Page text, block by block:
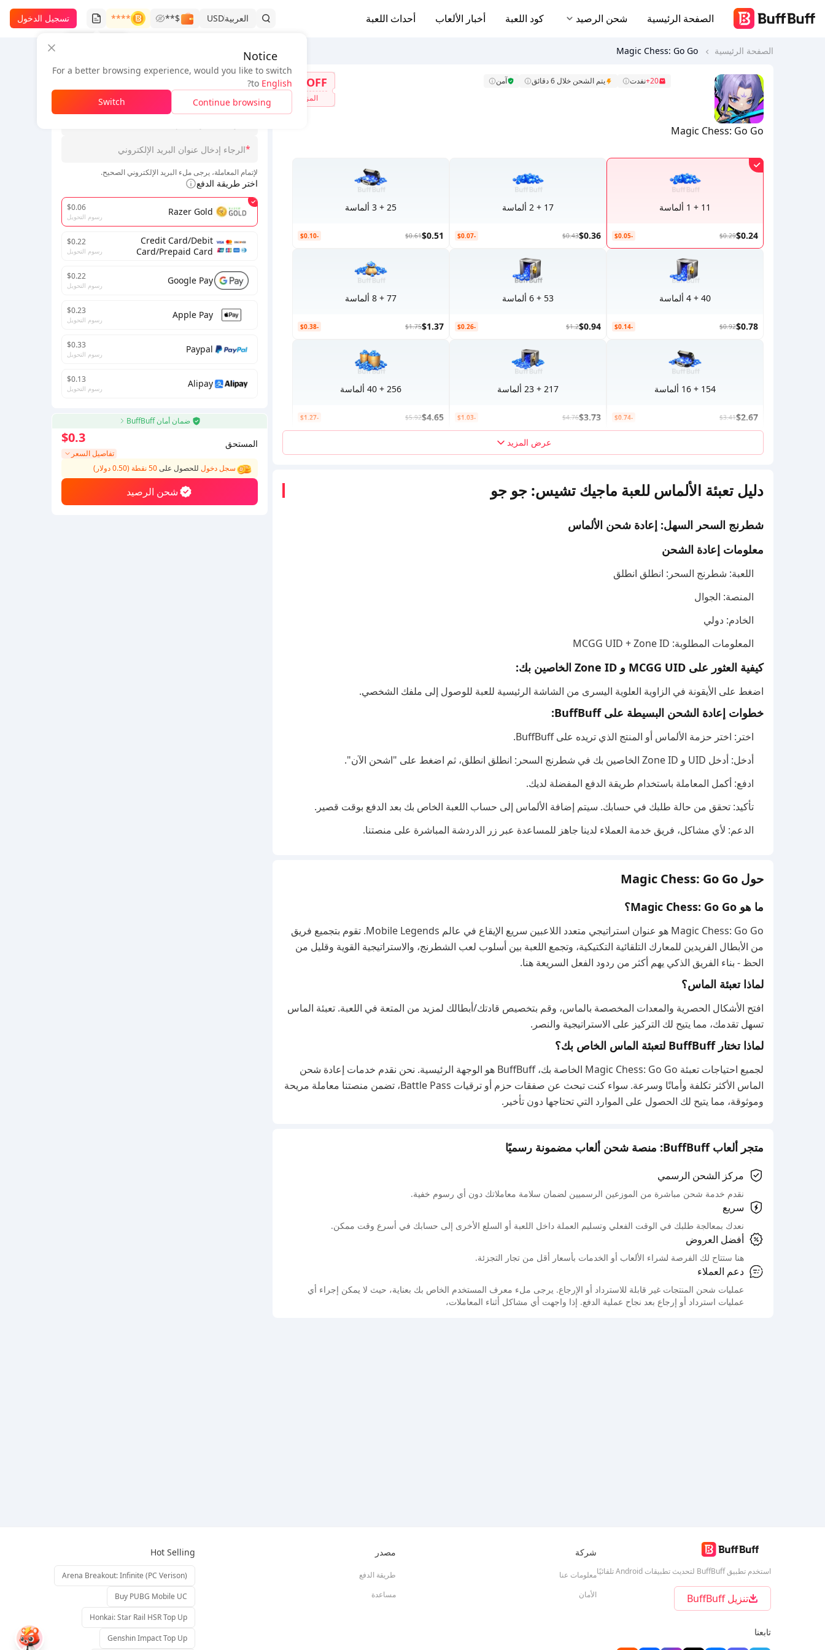
الصفحة الرئيسية شحن الرصيد كود اللعبة أخبار الألعاب أحداث اللعبة العربيةUSD
$**
****
تسجيل الدخول
الصفحة الرئيسية
معلومات الطلب
*
*
لإتمام المعاملة، يرجى ملء البريد الإلكتروني الصحيح.
اختر طريقة الدفع
Razer Gold
$0.06
رسوم التحويل
Credit Card/Debit
Card/Prepaid Card
$0.22
رسوم التحويل
Google Pay
$0.22
رسوم التحويل
Apple Pay
$0.23
رسوم التحويل
Paypal
$0.33
رسوم التحويل
Alipay
$0.13
رسوم التحويل
ضمان أمان BuffBuff
المستحق
تفاصيل السعر
$0.3
سجل دخول للحصول على50 نقطة (0.50 دولار)
شحن الرصيد
Magic Chess: Go Go
20+ نفدت يتم الشحن خلال 6 دقائق آمن 7%OFF
المزيد
11 + 1 ألماسة
$0.24
$0.29
-$0.05
17 + 2 ألماسة
$0.36
$0.43
-$0.07
25 + 3 ألماسة
$0.51
$0.61
-$0.10
40 + 4 ألماسة
$0.78
$0.92
-$0.14
53 + 6 ألماسة
$0.94
$1.2
-$0.26
77 + 8 ألماسة
$1.37
$1.75
-$0.38
154 + 16 ألماسة
$2.67
$3.41
-$0.74
217 + 23 ألماسة
$3.73
$4.76
-$1.03
256 + 40 ألماسة
$4.65
$5.92
-$1.27
عرض المزيد
دليل تعبئة الألماس للعبة ماجيك تشيس: جو جو
شطرنج السحر السهل: إعادة شحن الألماس
معلومات إعادة الشحن
اللعبة: شطرنج السحر: انطلق انطلق
المنصة: الجوال
الخادم: دولي
المعلومات المطلوبة: MCGG UID + Zone ID
كيفية العثور على MCGG UID و Zone ID الخاصين بك:
اضغط على الأيقونة في الزاوية العلوية اليسرى من الشاشة الرئيسية للعبة للوصول إلى ملفك الشخصي.
خطوات إعادة الشحن البسيطة على BuffBuff:
اختر: اختر حزمة الألماس أو المنتج الذي تريده على BuffBuff.
أدخل: أدخل UID و Zone ID الخاصين بك في شطرنج السحر: انطلق انطلق، ثم اضغط على "اشحن الآن".
ادفع: أكمل المعاملة باستخدام طريقة الدفع المفضلة لديك.
تأكيد: تحقق من حالة طلبك في حسابك. سيتم إضافة الألماس إلى حساب اللعبة الخاص بك بعد الدفع بوقت قصير.
الدعم: لأي مشاكل، فريق خدمة العملاء لدينا جاهز للمساعدة عبر زر الدردشة المباشرة على منصتنا.
حول Magic Chess: Go Go
ما هو Magic Chess: Go Go؟
Magic Chess: Go Go هو عنوان استراتيجي متعدد اللاعبين سريع الإيقاع في عالم Mobile Legends. تقوم بتجميع فريق
من الأبطال الفريدين للمعارك التلقائية التكتيكية، وتجمع اللعبة بين أسلوب لعب الشطرنج، والاستراتيجية القوية وقليل من
الحظ - بناء الفريق الذكي يهم أكثر من ردود الفعل السريعة هنا.
لماذا تعبئة الماس؟
افتح الأشكال الحصرية والمعدات المخصصة بالماس، وقم بتخصيص قادتك/أبطالك لمزيد من المتعة في اللعبة. تعبئة الماس
تسهل تقدمك، مما يتيح لك التركيز على الاستراتيجية والنصر.
لماذا تختار BuffBuff لتعبئة الماس الخاص بك؟
لجميع احتياجات تعبئة Magic Chess: Go Go الخاصة بك، BuffBuff هو الوجهة الرئيسية. نحن نقدم خدمات إعادة شحن
الماس الأكثر تكلفة وأمانًا وسرعة. سواء كنت تبحث عن صفقات حزم أو ترقيات Battle Pass، تضمن منصتنا معاملة مريحة
وموثوقة، مما يتيح لك الحصول على الموارد التي تحتاجها دون تأخير.
متجر ألعاب BuffBuff: منصة شحن ألعاب مضمونة رسميًا
مركز الشحن الرسمي
نقدم خدمة شحن مباشرة من الموزعين الرسميين لضمان سلامة معاملاتك دون أي رسوم خفية.
سريع
نعدك بمعالجة طلبك في الوقت الفعلي وتسليم العملة داخل اللعبة أو السلع الأخرى إلى حسابك في أسرع وقت ممكن.
أفضل العروض
هنا ستتاح لك الفرصة لشراء الألعاب أو الخدمات بأسعار أقل من تجار التجزئة.
دعم العملاء
عمليات شحن المنتجات غير قابلة للاسترداد أو الإرجاع. يرجى ملء معرف المستخدم الخاص بك بعناية، حيث لا يمكن إجراء أي
عمليات استرداد أو إرجاع بعد نجاح عملية الدفع. إذا واجهت أي مشاكل أثناء المعاملات،
Notice
For a better browsing experience, would you like to switch
to English
?
Continue browsing
Switch
استخدم تطبيق BuffBuff لتحديث تطبيقات Android تلقائيًا
تنزيل BuffBuff
تابعنا
شركة
معلومات عنا
الأمان
مصدر
طريقة الدفع
مساعدة
Hot Selling
Arena Breakout: Infinite (PC Verison)
Buy PUBG Mobile UC
Honkai: Star Rail HSR Top Up
Genshin Impact Top Up